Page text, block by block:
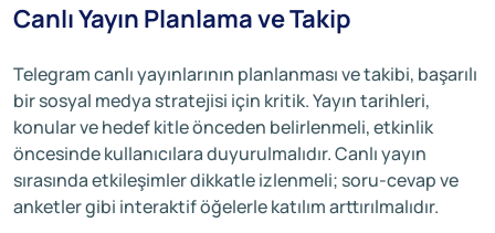
Canlı Yayın Planlama ve Takip
Telegram canlı yayınlarının planlanması ve takibi, başarılı
bir sosyal medya stratejisi için kritik. Yayın tarihleri,
konular ve hedef kitle önceden belirlenmeli, etkinlik
öncesinde kullanıcılara duyurulmalıdır. Canlı yayın
sırasında etkileşimler dikkatle izlenmeli; soru-cevap ve
anketler gibi interaktif öğelerle katılım arttırılmalıdır.